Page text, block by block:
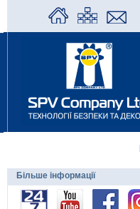
Більше інформації